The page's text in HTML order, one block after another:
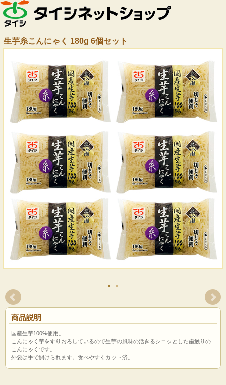
生芋糸こんにゃく 180g 6個セット
商品説明
国産生芋100%使用。
こんにゃく芋をすりおろしているので生芋の風味の活きるシコッとした歯触りの
こんにゃくです。
外袋は手で開けられます。食べやすくカット済。